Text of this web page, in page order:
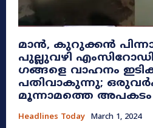
മാൻ, കുറുക്കൻ
പുല്ലുവഴി
ഗങ്ങളെ വാഹനം
പതിവാകുന്നു;
മൂന്നാമത്തെ അപകടം
Headlines Today March 1, 2024